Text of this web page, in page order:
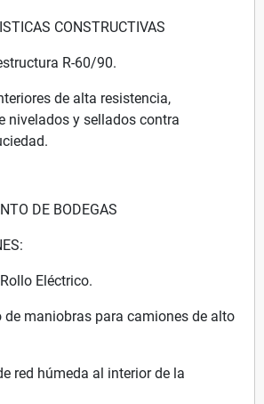
CONSTRUCTIVAS
R-60/90.
de alta resistencia,
nivelados y sellados contra
DE BODEGAS
Eléctrico.
de maniobras para camiones de alto
red húmeda al interior de la